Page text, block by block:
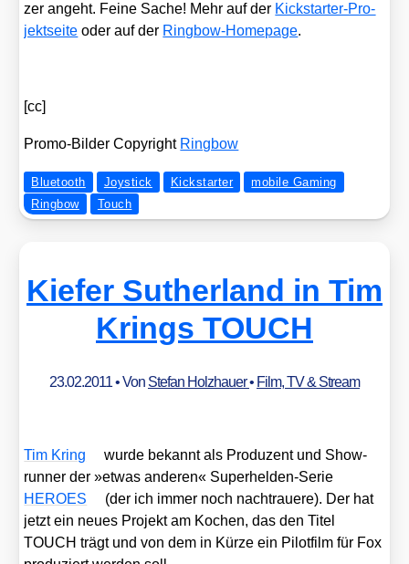
zer angeht. Fei­ne Sache! Mehr auf der Kick­star­ter-Pro­
jekt­sei­te oder auf der Ring­bow-Home­page.
[cc]
Pro­mo-Bil­der Copy­right Ring­bow
Bluetooth Joystick Kickstarter
mobile Gaming
Ringbow
Touch
Kiefer Sutherland in Tim
Krings TOUCH
23.02.2011• Von Stefan Holzhauer• Film, TV & Stream
Tim Kring
wur­de bekannt als Pro­du­zent und Show­
run­ner der »etwas ande­ren« Super­hel­den-Serie
HEROES
(der ich immer noch nach­traue­re). Der hat
jetzt ein neu­es Pro­jekt am Kochen, das den Titel
TOUCH trägt und von dem in Kür­ze ein Pilot­film für Fox